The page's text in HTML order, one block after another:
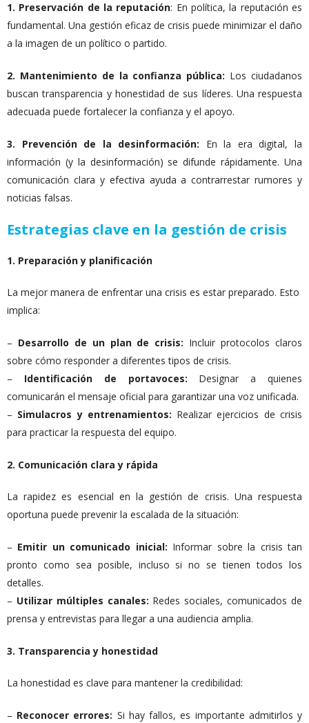
1. Preservación de la reputación: En política, la reputación es
fundamental. Una gestión eficaz de crisis puede minimizar el daño
a la imagen de un político o partido.
2. Mantenimiento de la confianza pública: Los ciudadanos
buscan transparencia y honestidad de sus líderes. Una respuesta
adecuada puede fortalecer la confianza y el apoyo.
3. Prevención de la desinformación: En la era digital, la
información (y la desinformación) se difunde rápidamente. Una
comunicación clara y efectiva ayuda a contrarrestar rumores y
noticias falsas.
Estrategias clave en la gestión de crisis
1. Preparación y planificación
La mejor manera de enfrentar una crisis es estar preparado. Esto
implica:
– Desarrollo de un plan de crisis: Incluir protocolos claros
sobre cómo responder a diferentes tipos de crisis.
– Identificación de portavoces: Designar a quienes
comunicarán el mensaje oficial para garantizar una voz unificada.
– Simulacros y entrenamientos: Realizar ejercicios de crisis
para practicar la respuesta del equipo.
2. Comunicación clara y rápida
La rapidez es esencial en la gestión de crisis. Una respuesta
oportuna puede prevenir la escalada de la situación:
– Emitir un comunicado inicial: Informar sobre la crisis tan
pronto como sea posible, incluso si no se tienen todos los
detalles.
– Utilizar múltiples canales: Redes sociales, comunicados de
prensa y entrevistas para llegar a una audiencia amplia.
3. Transparencia y honestidad
La honestidad es clave para mantener la credibilidad:
– Reconocer errores: Si hay fallos, es importante admitirlos y